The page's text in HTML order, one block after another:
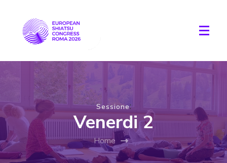
Sessione:
Venerdi 2
Home